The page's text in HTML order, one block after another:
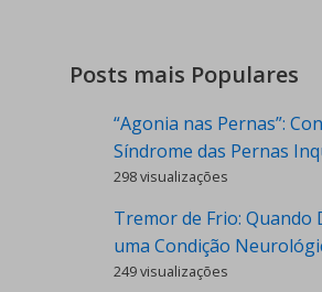
Posts mais Populares
“Agonia nas Pernas”:
Síndrome das Pernas
298 visualizações
Tremor de Frio: Quando
uma Condição
249 visualizações